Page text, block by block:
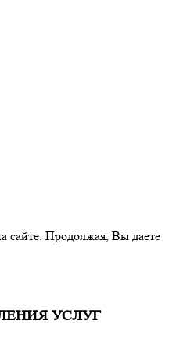
сайте. Продолжая, Вы даете
УСЛУГ